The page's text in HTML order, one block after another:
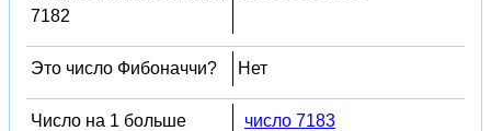
7182
Это число Фибоначчи? Нет
Число на 1 больше
число 7183